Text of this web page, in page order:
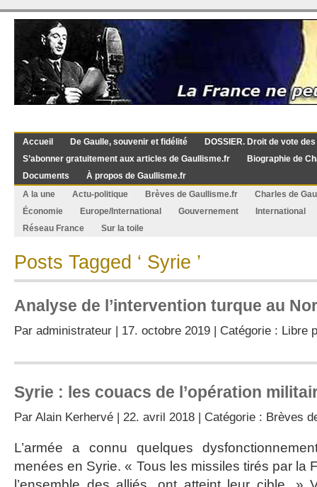
Accueil De Gaulle, souvenir et fidélité
DOSSIER. Droit de vote
S’abonner gratuitement aux articles de Gaullisme.fr
Biographie de
Documents
À propos de Gaullisme.fr
A la une
Actu-politique Brèves de Gaullisme.fr
Charles de
Économie
Europe/International Gouvernement
International
Réseau France
Sur la toile
Posts Tagged ‘ Syrie ’
Analyse de l’intervention turque au
Par administrateur | 17. octobre 2019 | Catégorie : Libre
Syrie : les couacs de l’opération
Par Alain Kerhervé | 22. avril 2018 | Catégorie : Brèves
L’armée a connu quelques
menées en Syrie. « Tous les missiles tirés par la